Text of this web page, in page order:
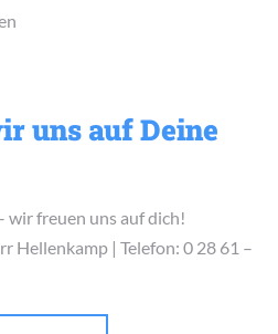
uns auf Deine
wir freuen uns auf dich!
Hellenkamp | Telefon: 0 28 61 –